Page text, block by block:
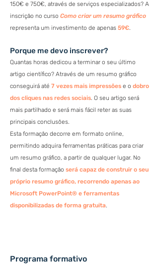
150€ e 750€, através de serviços especializados? A
inscrição no curso Como criar um resumo gráfico
representa um investimento de apenas 59€.
Porque me devo inscrever?
Quantas horas dedicou a terminar o seu último
artigo científico? Através de um resumo gráfico
conseguirá até 7 vezes mais impressões e o dobro
dos cliques nas redes sociais. O seu artigo será
mais partilhado e será mais fácil reter as suas
principais conclusões.
Esta formação decorre em formato online,
permitindo adquira ferramentas práticas para criar
um resumo gráfico, a partir de qualquer lugar. No
final desta formação será capaz de construir o seu
próprio resumo gráfico, recorrendo apenas ao
Microsoft PowerPoint® e ferramentas
disponibilizadas de forma gratuita.
Programa formativo